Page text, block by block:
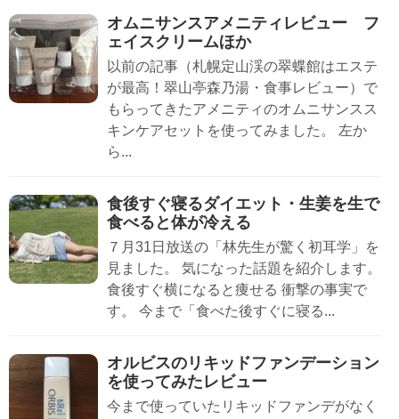
オムニサンスアメニティレビュー フ
ェイスクリームほか
以前の記事（札幌定山渓の翠蝶館はエステ
が最高！翠山亭森乃湯・食事レビュー）で
もらってきたアメニティのオムニサンスス
キンケアセットを使ってみました。 左か
ら...
食後すぐ寝るダイエット・生姜を生で
食べると体が冷える
７月31日放送の「林先生が驚く初耳学」を
見ました。 気になった話題を紹介します。
食後すぐ横になると痩せる 衝撃の事実で
す。 今まで「食べた後すぐに寝る...
オルビスのリキッドファンデーション
を使ってみたレビュー
今まで使っていたリキッドファンデがなく